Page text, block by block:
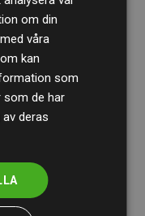
våra
i
för
på att vårt
om din
våra
kan
som
som de har
deras